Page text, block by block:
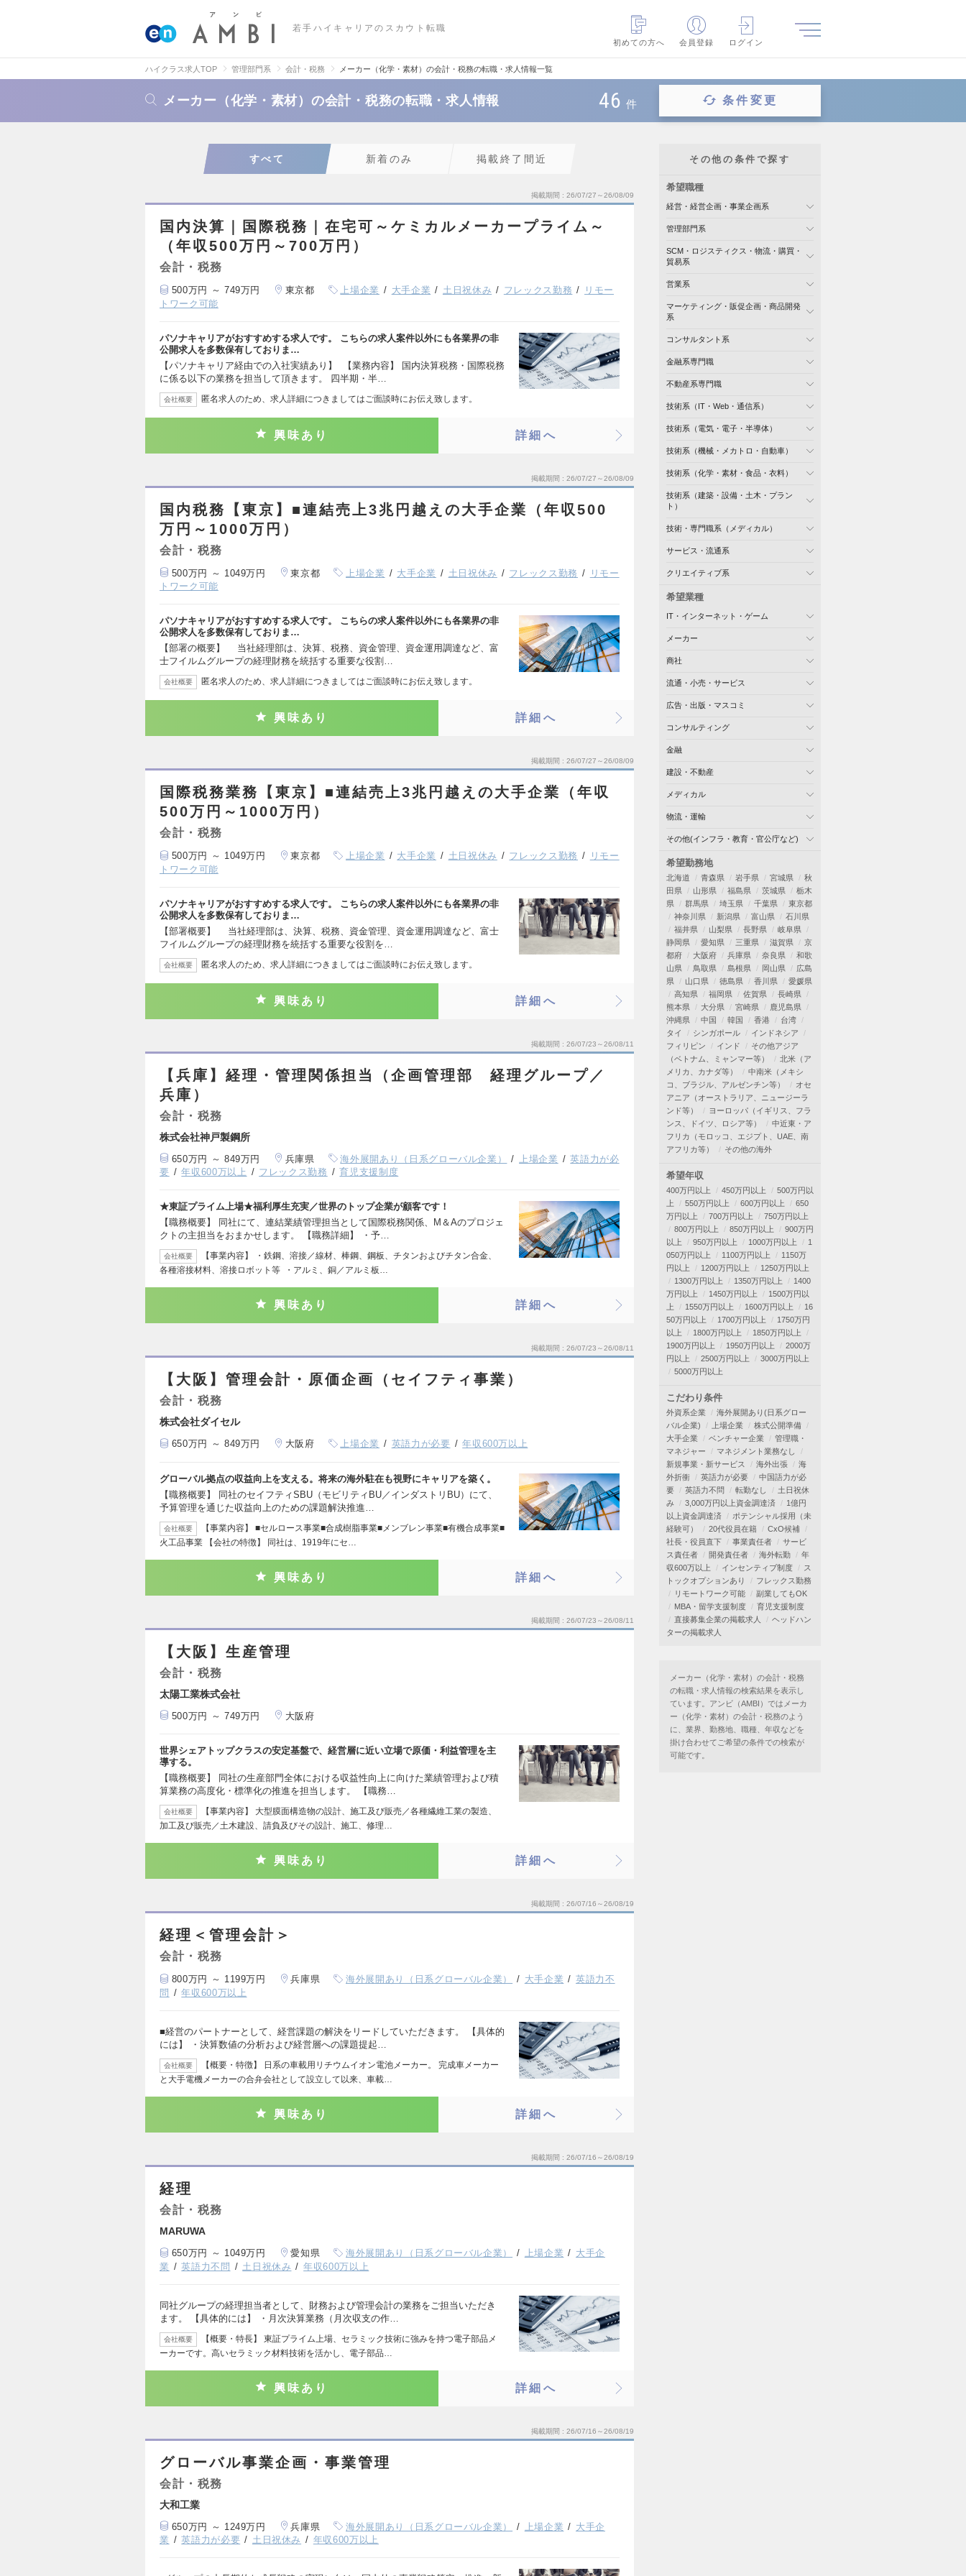
若手ハイキャリアのスカウト転職
初めての方へ
会員登録 ログイン
ハイクラス求人TOP 管理部門系 会計・税務 メーカー（化学・素材）の会計・税務の転職・求人情報一覧
メーカー（化学・素材）の会計・税務の転職・求人情報 46 件 条件変更
すべて 新着のみ 掲載終了間近
掲載期間 26/07/27～26/08/09
国内決算｜国際税務｜在宅可～ケミカルメーカープライム～
（年収500万円～700万円）
会計・税務
500万円 ～ 749万円 東京都 上場企業 大手企業 土日祝休み フレックス勤務
リモー
トワーク可能
パソナキャリアがおすすめする求人です。 こちらの求人案件以外にも各業界の非
公開求人を多数保有しておりま…
【パソナキャリア経由での入社実績あり】 【業務内容】 国内決算税務・国際税務
に係る以下の業務を担当して頂きます。 四半期・半…
会社概要 匿名求人のため、求人詳細につきましてはご面談時にお伝え致します。
興味あり 詳細へ
掲載期間 26/07/27～26/08/09
国内税務【東京】■連結売上3兆円越えの大手企業（年収500
万円～1000万円）
会計・税務
500万円 ～ 1049万円 東京都 上場企業 大手企業 土日祝休み フレックス勤務
リモー
トワーク可能
パソナキャリアがおすすめする求人です。 こちらの求人案件以外にも各業界の非
公開求人を多数保有しておりま…
【部署の概要】 当社経理部は、決算、税務、資金管理、資金運用調達など、富
士フイルムグループの経理財務を統括する重要な役割…
会社概要 匿名求人のため、求人詳細につきましてはご面談時にお伝え致します。
興味あり 詳細へ
掲載期間 26/07/27～26/08/09
国際税務業務【東京】■連結売上3兆円越えの大手企業（年収
500万円～1000万円）
会計・税務
500万円 ～ 1049万円 東京都 上場企業 大手企業 土日祝休み フレックス勤務
リモー
トワーク可能
パソナキャリアがおすすめする求人です。 こちらの求人案件以外にも各業界の非
公開求人を多数保有しておりま…
【部署概要】 当社経理部は、決算、税務、資金管理、資金運用調達など、富士
フイルムグループの経理財務を統括する重要な役割を…
会社概要 匿名求人のため、求人詳細につきましてはご面談時にお伝え致します。
興味あり 詳細へ
掲載期間 26/07/23～26/08/11
【兵庫】経理・管理関係担当（企画管理部 経理グループ／
兵庫）
会計・税務
株式会社神戸製鋼所
650万円 ～ 849万円 兵庫県 海外展開あり（日系グローバル企業） 上場企業
英語力が必
要
年収600万以上 フレックス勤務 育児支援制度
★東証プライム上場★福利厚生充実／世界のトップ企業が顧客です！
【職務概要】 同社にて、連結業績管理担当として国際税務関係、M＆Aのプロジェ
クトの主担当をおまかせします。 【職務詳細】 ・予…
会社概要
【事業内容】 ・鉄鋼、溶接／線材、棒鋼、鋼板、チタンおよびチタン合金、
各種溶接材料、溶接ロボット等 ・アルミ、銅／アルミ板…
興味あり 詳細へ
掲載期間 26/07/23～26/08/11
【大阪】管理会計・原価企画（セイフティ事業）
会計・税務
株式会社ダイセル
650万円 ～ 849万円 大阪府 上場企業 英語力が必要 年収600万以上
グローバル拠点の収益向上を支える。将来の海外駐在も視野にキャリアを築く。
【職務概要】 同社のセイフティSBU（モビリティBU／インダストリBU）にて、
予算管理を通じた収益向上のための課題解決推進…
会社概要
【事業内容】 ■セルロース事業■合成樹脂事業■メンブレン事業■有機合成事業■
火工品事業 【会社の特徴】 同社は、1919年にセ…
興味あり 詳細へ
掲載期間 26/07/23～26/08/11
【大阪】生産管理
会計・税務
太陽工業株式会社
500万円 ～ 749万円 大阪府
世界シェアトップクラスの安定基盤で、経営層に近い立場で原価・利益管理を主
導する。
【職務概要】 同社の生産部門全体における収益性向上に向けた業績管理および積
算業務の高度化・標準化の推進を担当します。 【職務…
会社概要
【事業内容】 大型膜面構造物の設計、施工及び販売／各種繊維工業の製造、
加工及び販売／土木建設、請負及びその設計、施工、修理…
興味あり 詳細へ
掲載期間 26/07/16～26/08/19
経理＜管理会計＞
会計・税務
800万円 ～ 1199万円 兵庫県 海外展開あり（日系グローバル企業） 大手企業
英語力不
問
年収600万以上
■経営のパートナーとして、経営課題の解決をリードしていただきます。 【具体的
には】 ・決算数値の分析および経営層への課題提起…
会社概要
【概要・特徴】 日系の車載用リチウムイオン電池メーカー。 完成車メーカー
と大手電機メーカーの合弁会社として設立して以来、車載…
興味あり 詳細へ
掲載期間 26/07/16～26/08/19
経理
会計・税務
MARUWA
650万円 ～ 1049万円 愛知県 海外展開あり（日系グローバル企業） 上場企業
大手企
業
英語力不問 土日祝休み 年収600万以上
同社グループの経理担当者として、財務および管理会計の業務をご担当いただき
ます。 【具体的には】 ・月次決算業務（月次収支の作…
会社概要
【概要・特長】 東証プライム上場、セラミック技術に強みを持つ電子部品メ
ーカーです。高いセラミック材料技術を活かし、電子部品…
興味あり 詳細へ
掲載期間 26/07/16～26/08/19
グローバル事業企画・事業管理
会計・税務
大和工業
650万円 ～ 1249万円 兵庫県 海外展開あり（日系グローバル企業） 上場企業
大手企
業
英語力が必要 土日祝休み 年収600万以上
その他の条件で探す
希望職種
経営・経営企画・事業企画系
管理部門系
SCM・ロジスティクス・物流・購買・
貿易系
営業系
マーケティング・販促企画・商品開発
系
コンサルタント系
金融系専門職
不動産系専門職
技術系（IT・Web・通信系）
技術系（電気・電子・半導体）
技術系（機械・メカトロ・自動車）
技術系（化学・素材・食品・衣料）
技術系（建築・設備・土木・プラン
ト）
技術・専門職系（メディカル）
サービス・流通系
クリエイティブ系
希望業種
IT・インターネット・ゲーム
メーカー
商社
流通・小売・サービス
広告・出版・マスコミ
コンサルティング
金融
建設・不動産
メディカル
物流・運輸
その他(インフラ・教育・官公庁など)
希望勤務地
北海道 青森県 岩手県 宮城県
秋
田県
山形県 福島県 茨城県
栃木
県
群馬県 埼玉県 千葉県
東京都
神奈川県
新潟県 富山県
石川県
福井県
山梨県 長野県
岐阜県
静岡県
愛知県 三重県 滋賀県
京
都府
大阪府 兵庫県 奈良県
和歌
山県
鳥取県 島根県 岡山県
広島
県
山口県 徳島県 香川県
愛媛県
高知県
福岡県 佐賀県
長崎県
熊本県
大分県 宮崎県
鹿児島県
沖縄県
中国 韓国 香港
台湾
タイ
シンガポール
インドネシア
フィリピン
インド
その他アジア
（ベトナム、ミャンマー等）
北米（ア
メリカ、カナダ等）
中南米（メキシ
コ、ブラジル、アルゼンチン等）
オセ
アニア（オーストラリア、ニュージーラ
ンド等）
ヨーロッパ（イギリス、フラ
ンス、ドイツ、ロシア等）
中近東・ア
フリカ（モロッコ、エジプト、UAE、南
アフリカ等）
その他の海外
希望年収
400万円以上 450万円以上
500万円以
上
550万円以上 600万円以上
650
万円以上
700万円以上
750万円以上
800万円以上
850万円以上
900万円
以上
950万円以上 1000万円以上
1
050万円以上
1100万円以上
1150万
円以上
1200万円以上
1250万円以上
1300万円以上
1350万円以上
1400
万円以上
1450万円以上
1500万円以
上
1550万円以上 1600万円以上
16
50万円以上
1700万円以上
1750万円
以上
1800万円以上
1850万円以上
1900万円以上
1950万円以上
2000万
円以上
2500万円以上
3000万円以上
5000万円以上
こだわり条件
外資系企業
海外展開あり(日系グロー
バル企業)
上場企業
株式公開準備
大手企業
ベンチャー企業
管理職・
マネジャー
マネジメント業務なし
新規事業・新サービス
海外出張
海
外折衝
英語力が必要
中国語力が必
要
英語力不問 転勤なし
土日祝休
み
3,000万円以上資金調達済
1億円
以上資金調達済
ポテンシャル採用（未
経験可）
20代役員在籍
CxO候補
社長・役員直下
事業責任者
サービ
ス責任者
開発責任者 海外転勤
年
収600万以上
インセンティブ制度
ス
トックオプションあり
フレックス勤務
リモートワーク可能
副業してもOK
MBA・留学支援制度
育児支援制度
直接募集企業の掲載求人
ヘッドハン
ターの掲載求人
メーカー（化学・素材）の会計・税務
の転職・求人情報の検索結果を表示し
ています。アンビ（AMBI）ではメーカ
ー（化学・素材）の会計・税務のよう
に、業界、勤務地、職種、年収などを
掛け合わせてご希望の条件での検索が
可能です。